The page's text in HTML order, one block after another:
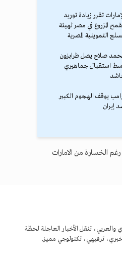
تقرر زيادة توريد
المزروع في مصر لهيئة
التموينية المصرية
صلاح يصل طرابزون
استقبال جماهيري
يوقف الهجوم الكبير
إيران
الخسارة من الامارات
والعربي، تنقل الأخبار العاجلة لحظة
ترفيهي، تكنولوجي مميز.